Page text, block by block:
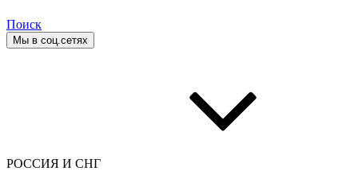
Поиск
Мы в соц.сетях
РОССИЯ И СНГ